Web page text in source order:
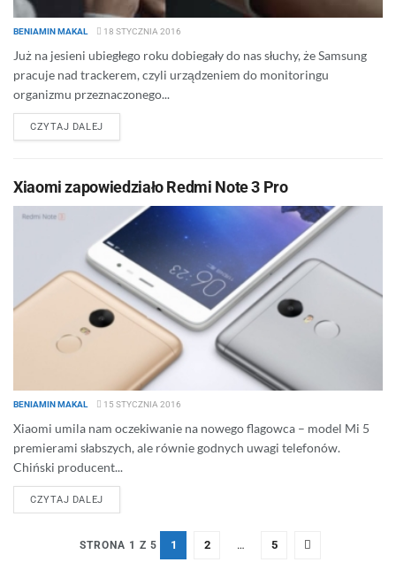
BENIAMIN MAKAL 18 STYCZNIA 2016
Już na jesieni ubiegłego roku dobiegały do nas słuchy, że Samsung
pracuje nad trackerem, czyli urządzeniem do monitoringu
organizmu przeznaczonego...
CZYTAJ DALEJDETAILS
Xiaomi zapowiedziało Redmi Note 3 Pro
BENIAMIN MAKAL 15 STYCZNIA 2016
Xiaomi umila nam oczekiwanie na nowego flagowca – model Mi 5
premierami słabszych, ale równie godnych uwagi telefonów.
Chiński producent...
CZYTAJ DALEJDETAILS
STRONA 1 Z 5 1 2 … 5